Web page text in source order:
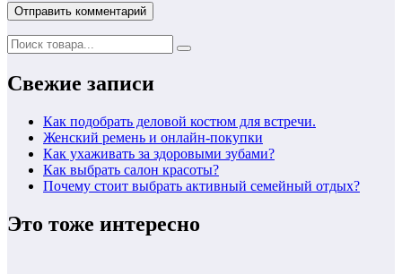
Свежие записи
Как подобрать деловой костюм для встречи.
Женский ремень и онлайн-покупки
Как ухаживать за здоровыми зубами?
Как выбрать салон красоты?
Почему стоит выбрать активный семейный отдых?
Это тоже интересно